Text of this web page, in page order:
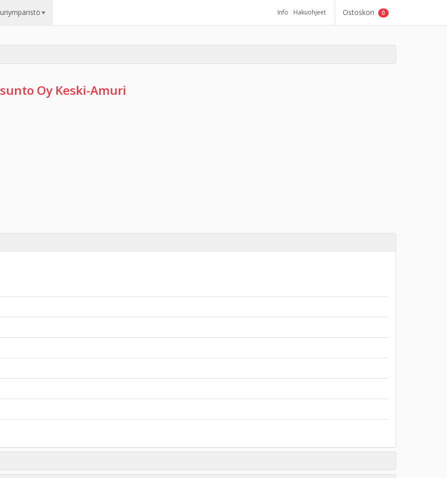
Info Hakuohjeet Ostoskori 0
Oy Keski-Amuri